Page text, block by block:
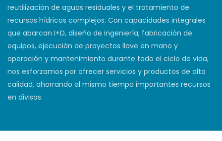
reutilización de aguas residuales y el tratamiento de
recursos hídricos complejos. Con capacidades integrales
que abarcan I+D, diseño de ingeniería, fabricación de
equipos, ejecución de proyectos llave en mano y
operación y mantenimiento durante todo el ciclo de vida,
nos esforzamos por ofrecer servicios y productos de alta
calidad, ahorrando al mismo tiempo importantes recursos
en divisas.